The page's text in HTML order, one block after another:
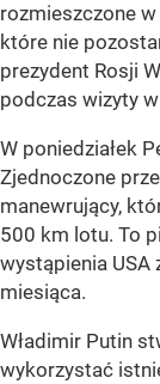
rozmieszczone
które nie
prezydent Rosji
podczas wizyty
W poniedziałek
Zjednoczone
manewrujący,
500 km lotu. To
wystąpienia USA
miesiąca.
Władimir Putin
wykorzystać